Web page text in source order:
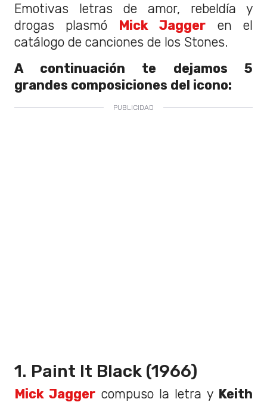
Emotivas letras de amor, rebeldía y
drogas plasmó Mick Jagger en el
catálogo de canciones de los Stones.
A continuación te dejamos 5
grandes composiciones del icono:
1. Paint It Black (1966)
Mick Jagger compuso la letra y Keith